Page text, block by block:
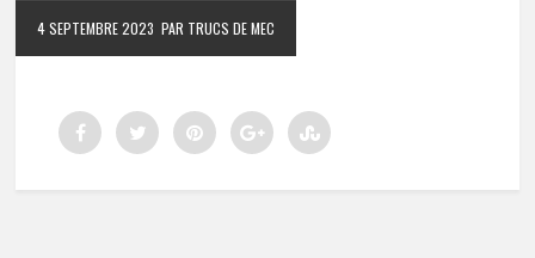
4 SEPTEMBRE 2023 PAR TRUCS DE MEC